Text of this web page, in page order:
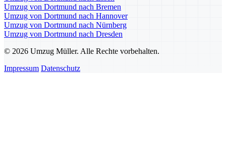
Umzug von Dortmund nach Bremen
Umzug von Dortmund nach Hannover
Umzug von Dortmund nach Nürnberg
Umzug von Dortmund nach Dresden
© 2026 Umzug Müller. Alle Rechte vorbehalten.
Impressum Datenschutz